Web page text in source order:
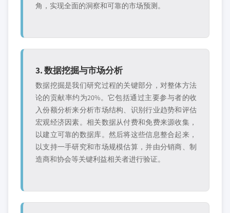
角，实现全面的洞察和可靠的市场预测。
3. 数据挖掘与市场分析
数据挖掘是我们研究过程的关键部分，对整体方法
论的贡献率约为20%。它包括通过主要参与者的收
入份额分析来分析市场结构、识别行业趋势和评估
宏观经济因素。相关数据从付费和免费来源收集，
以建立可靠的数据库。然后将这些信息整合起来，
以支持一手研究和市场规模估算，并由分销商、制
造商和协会等关键利益相关者进行验证。